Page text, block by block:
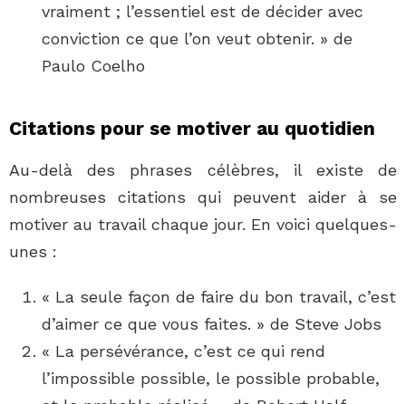
vraiment ; l’essentiel est de décider avec
conviction ce que l’on veut obtenir. » de
Paulo Coelho
Citations pour se motiver au quotidien
Au-delà des phrases célèbres, il existe de
nombreuses citations qui peuvent aider à se
motiver au travail chaque jour. En voici quelques-
unes :
« La seule façon de faire du bon travail, c’est
d’aimer ce que vous faites. » de Steve Jobs
« La persévérance, c’est ce qui rend
l’impossible possible, le possible probable,